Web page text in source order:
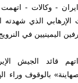
- وکالات -
الإرهابي الذي
اليمينيين في
قائد الجيش
بالوقوف وراء